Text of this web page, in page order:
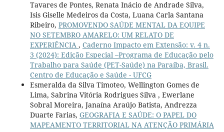
Tavares de Pontes, Renata Inácio de Andrade Silva,
Isis Giselle Medeiros da Costa, Luana Carla Santana
Ribeiro, PROMOVENDO SAÚDE MENTAL DA EQUIPE
NO SETEMBRO AMARELO: UM RELATO DE
EXPERIÊNCIA , Caderno Impacto em Extensão: v. 4 n.
3 (2024): Edição Especial –Programa de Educação pelo
Trabalho para Saúde (PET-Saúde) na Paraíba, Brasil.
Centro de Educação e Saúde - UFCG
Esmeralda da Silva Timoteo, Wellington Gomes de
Lima, Sabrina Vitória Rodrigues Silva , Ewerlane
Sobral Moreira, Janaína Araújo Batista, Andrezza
Duarte Farias, GEOGRAFIA E SAÚDE: O PAPEL DO
MAPEAMENTO TERRITORIAL NA ATENÇÃO PRIMÁRIA